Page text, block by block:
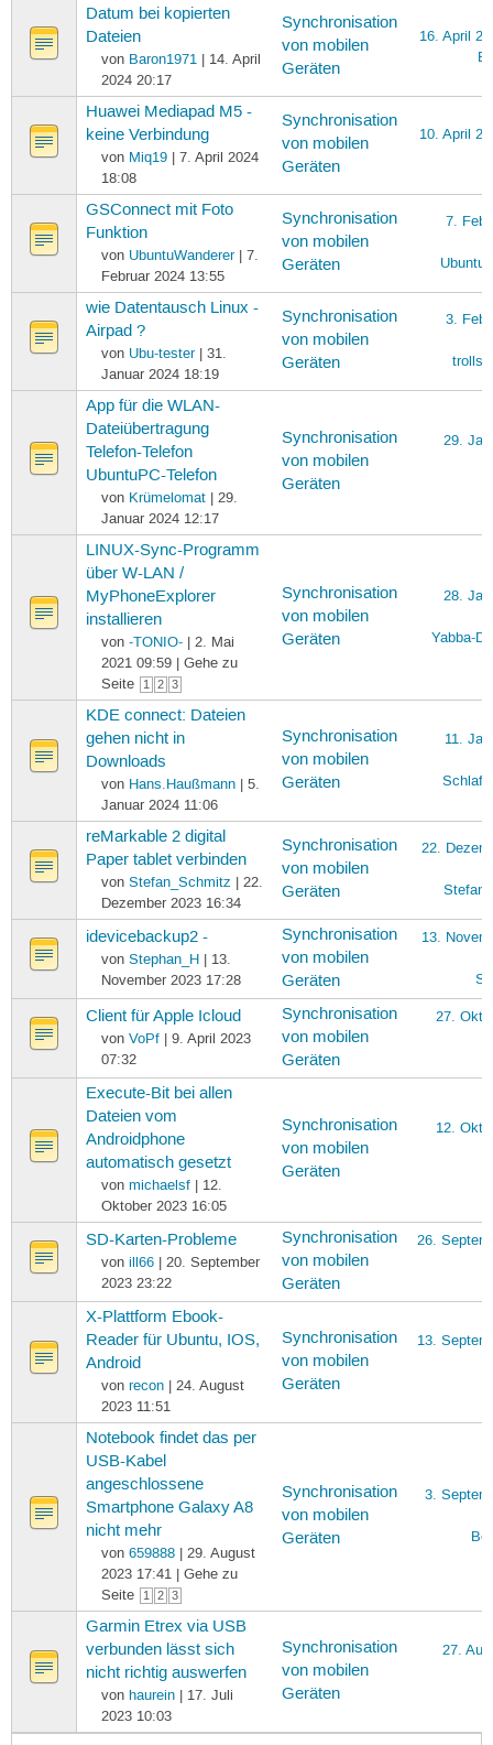
Datum bei kopierten
Dateien
von Baron1971| 14. April
2024 20:17
Synchronisation
von mobilen
Geräten
16. April
Huawei Mediapad M5 -
keine Verbindung
von Miq19| 7. April 2024
18:08
Synchronisation
von mobilen
Geräten
10. April
GSConnect mit Foto
Funktion
von UbuntuWanderer| 7.
Februar 2024 13:55
Synchronisation
von mobilen
Geräten
7.
wie Datentausch Linux -
Airpad ?
von Ubu-tester| 31.
Januar 2024 18:19
Synchronisation
von mobilen
Geräten
3.
App für die WLAN-
Dateiübertragung
Telefon-Telefon
UbuntuPC-Telefon
von Krümelomat| 29.
Januar 2024 12:17
Synchronisation
von mobilen
Geräten
29.
LINUX-Sync-Programm
über W-LAN /
MyPhoneExplorer
installieren
von -TONIO-| 2. Mai
2021 09:59 | Gehe zu
Seite
1 2 3
Synchronisation
von mobilen
Geräten
28.
Yabba-
KDE connect: Dateien
gehen nicht in
Downloads
von Hans.Haußmann| 5.
Januar 2024 11:06
Synchronisation
von mobilen
Geräten
11.
reMarkable 2 digital
Paper tablet verbinden
von Stefan_Schmitz | 22.
Dezember 2023 16:34
Synchronisation
von mobilen
Geräten
22.
idevicebackup2 -
von Stephan_H| 13.
November 2023 17:28
Synchronisation
von mobilen
Geräten
13.
Client für Apple Icloud
von VoPf| 9. April 2023
07:32
Synchronisation
von mobilen
Geräten
27.
Execute-Bit bei allen
Dateien vom
Androidphone
automatisch gesetzt
von michaelsf| 12.
Oktober 2023 16:05
Synchronisation
von mobilen
Geräten
12.
SD-Karten-Probleme
von ill66| 20. September
2023 23:22
Synchronisation
von mobilen
Geräten
26.
X-Plattform Ebook-
Reader für Ubuntu, IOS,
Android
von recon| 24. August
2023 11:51
Synchronisation
von mobilen
Geräten
13.
Notebook findet das per
USB-Kabel
angeschlossene
Smartphone Galaxy A8
nicht mehr
von 659888| 29. August
2023 17:41 | Gehe zu
Seite
1 2 3
Synchronisation
von mobilen
Geräten
3.
Garmin Etrex via USB
verbunden lässt sich
nicht richtig auswerfen
von haurein| 17. Juli
2023 10:03
Synchronisation
von mobilen
Geräten
27.